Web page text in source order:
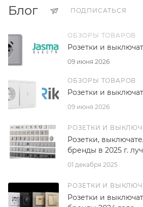
Блог ПОДПИСАТЬСЯ
ОБЗОРЫ ТОВАРОВ
09 июня 2026
Розетки и
ОБЗОРЫ ТОВАРОВ
09 июня 2026
Розетки и
РОЗЕТКИ И
01 декабря 2025
Розетки,
бренды в 2025 г.
РОЗЕТКИ И
Розетки и